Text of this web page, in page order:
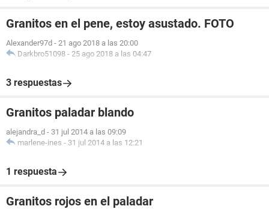
Granitos en el pene, estoy asustado. FOTO
Alexander97d - 21 ago 2018 a las 20:00
Darkbro51098 - 25 ago 2018 a las 04:47
3 respuestas
Granitos paladar blando
alejandra_d - 31 jul 2014 a las 09:09
marlene-ines - 31 jul 2014 a las 12:21
1 respuesta
Granitos rojos en el paladar